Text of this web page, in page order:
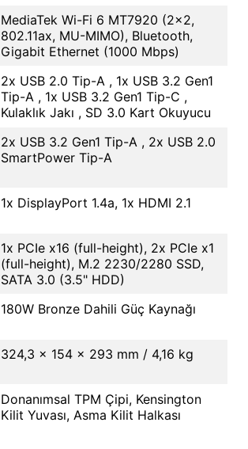
MediaTek Wi-Fi 6 MT7920 (2x2,
802.11ax, MU-MIMO), Bluetooth,
Gigabit Ethernet (1000 Mbps)
2x USB 2.0 Tip-A , 1x USB 3.2 Gen1
Tip-A , 1x USB 3.2 Gen1 Tip-C ,
Kulaklık Jakı , SD 3.0 Kart Okuyucu
2x USB 3.2 Gen1 Tip-A , 2x USB 2.0
SmartPower Tip-A
1x DisplayPort 1.4a, 1x HDMI 2.1
1x PCIe x16 (full-height), 2x PCIe x1
(full-height), M.2 2230/2280 SSD,
SATA 3.0 (3.5" HDD)
180W Bronze Dahili Güç Kaynağı
324,3 x 154 x 293 mm / 4,16 kg
Donanımsal TPM Çipi, Kensington
Kilit Yuvası, Asma Kilit Halkası